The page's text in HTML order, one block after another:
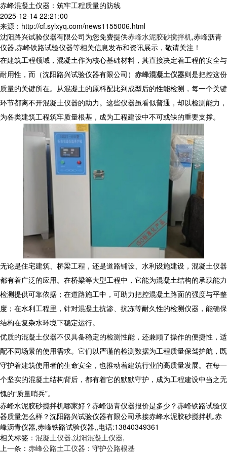
赤峰混凝土仪器：筑牢工程质量的防线
2025-12-14 22:21:00
来源：http://cf.sylxyq.com/news1155006.html
沈阳路兴试验仪器有限公司为您免费提供赤峰水泥胶砂搅拌机,赤峰沥青
仪器,赤峰铁路试验仪器等相关信息发布和资讯展示，敬请关注！
在建筑工程领域，混凝土作为核心基础材料，其直接决定着工程的安全与
耐用性，而（沈阳路兴试验仪器有限公司） 赤峰混凝土仪器则是把控这份
质量的关键所在。从混凝土的原料配比到成型后的性能检测，每一个关键
环节都离不开混凝土仪器的助力。这些仪器虽看似普通，却以检测能力，
为各类建筑工程筑牢质量根基，成为工程建设中不可或缺的重要支撑。
无论是住宅建筑、桥梁工程，还是道路铺设、水利设施建设，混凝土仪器
都有着广泛的应用。在桥梁等大型工程中，它能为混凝土结构的承载能力
检测提供可靠依据；在道路施工中，可助力把控混凝土路面的强度与平整
度；在水利工程里，针对混凝土抗渗、抗冻等耐久性的检测仪器，能确保
结构在复杂水环境下稳定运行。
优质的混凝土仪器不仅具备稳定的检测性能，还兼顾了操作的便捷性，适
配不同场景的使用需求。它们以严谨的检测数据为工程质量保驾护航，既
守护着建筑使用者的生命安全，也推动着建筑行业的高质量发展。在每一
个坚实的混凝土结构背后，都有着它的默默守护，成为工程建设中当之无
愧的“质量哨兵”。
赤峰水泥胶砂搅拌机哪家好？赤峰沥青仪器报价是多少？赤峰铁路试验仪
器质量怎么样？沈阳路兴试验仪器有限公司承接赤峰水泥胶砂搅拌机,赤
峰沥青仪器,赤峰铁路试验仪器,,电话:13840349361
相关标签： 混凝土仪器,沈阳混凝土仪器,
上一条： 赤峰公路土工仪器：守护公路根基